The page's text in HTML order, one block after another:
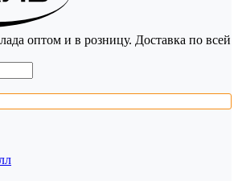
оптом и в розницу. Доставка по всей